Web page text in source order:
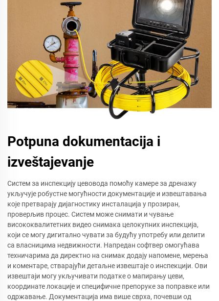
Potpuna dokumentacija i
izveštajevanje
Систем за инспекцију цевовода помоћу камере за дренажу
укључује робустне могућности документације и извештавања
које претварају дијагностику инсталација у прозиран,
проверљив процес. Систем може снимати и чување
висококвалитетних видео снимака целокупних инспекција,
који се могу дигитално чувати за будућу употребу или делити
са власницима недвижности. Напредан софтвер омогућава
техничарима да директно на снимак додају напомене, мерења
и коментаре, стварајући детаљне извештаје о инспекцији. Ови
извештаји могу укључивати податке о мапирању цеви,
координате локације и специфичне препоруке за поправке или
одржавање. Документација има више сврха, почевши од